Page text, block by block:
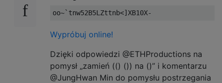
Wypróbuj online!
Dzięki odpowiedzi @ETHProductions na
pomysł „zamień (() ()) na ()” i komentarzu
@JungHwan Min do pomysłu postrzegania